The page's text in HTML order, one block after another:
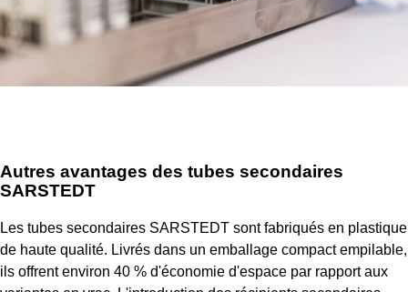
Autres avantages des tubes secondaires
SARSTEDT
Les tubes secondaires SARSTEDT sont fabriqués en plastique
de haute qualité. Livrés dans un emballage compact empilable,
ils offrent environ 40 % d'économie d'espace par rapport aux